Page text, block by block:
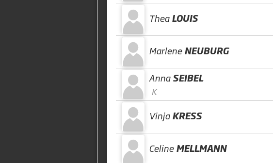
Thea LOUIS
Marlene NEUBURG
Anna SEIBEL
K
Vinja KRESS
Celine MELLMANN